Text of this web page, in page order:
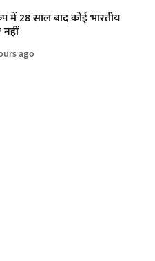
में 28 साल बाद कोई भारतीय
ago